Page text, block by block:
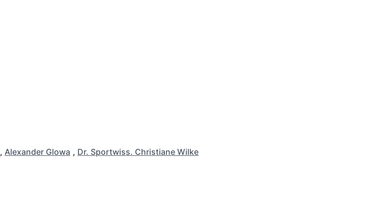
, Alexander Glowa , Dr. Sportwiss. Christiane Wilke